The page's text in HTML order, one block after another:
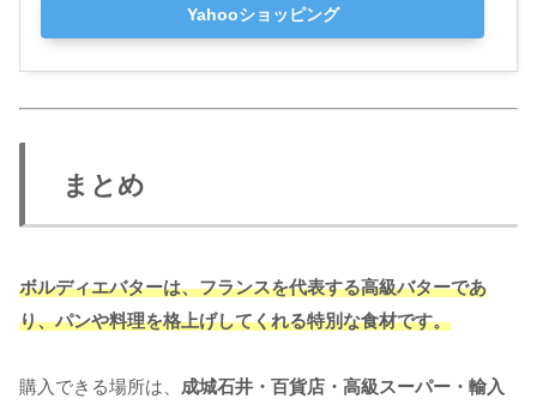
Yahooショッピング
まとめ
ボルディエバターは、フランスを代表する高級バターであ
り、パンや料理を格上げしてくれる特別な食材です。
購入できる場所は、 成城石井・百貨店・高級スーパー・輸入